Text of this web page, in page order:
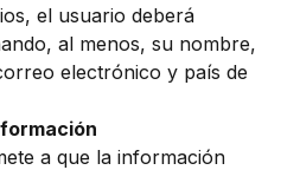
el usuario deberá
al menos, su nombre,
electrónico y país de
a que la información